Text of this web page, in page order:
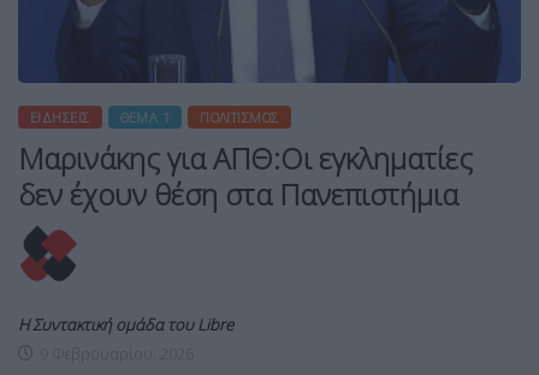
ΕΙΔΉΣΕΙΣ ΘΈΜΑ 1 ΠΟΛΙΤΙΣΜΌΣ
Μαρινάκης για ΑΠΘ:Οι εγκληματίες
δεν έχουν θέση στα Πανεπιστήμια
Η Συντακτική ομάδα του Libre